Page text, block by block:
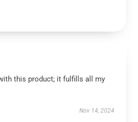
this product; it fulfills all my
Nov 14, 2024